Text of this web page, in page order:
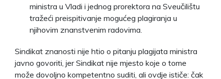
ministra u Vladi i jednog prorektora na Sveučilištu
tražeći preispitivanje mogućeg plagiranja u
njihovim znanstvenim radovima.
Sindikat znanosti nije htio o pitanju plagijata ministra
javno govoriti, jer Sindikat nije mjesto koje o tome
može dovoljno kompetentno suditi, ali ovdje ističe: čak